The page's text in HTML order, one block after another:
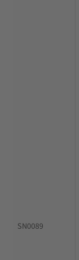
SN0089